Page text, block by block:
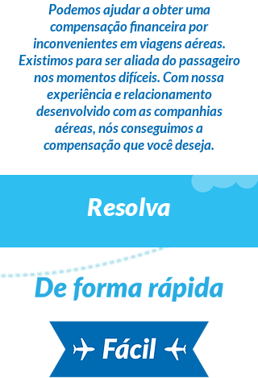
Podemos ajudar a obter uma
compensação financeirapor
inconvenientes em viagens aéreas.
Existimos para seraliada do passageiro
nos momentos difíceis. Com nossa
experiência e relacionamento
desenvolvido com as companhias
aéreas,nós conseguimos a
compensação que você deseja.
Resolva